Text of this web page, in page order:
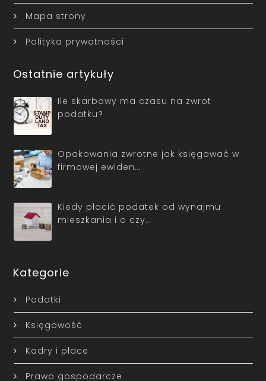
Mapa strony
Polityka prywatności
Ostatnie artykuły
Ile skarbowy ma czasu na zwrot
podatku?
Opakowania zwrotne jak księgować w
firmowej ewiden…
Kiedy płacić podatek od wynajmu
mieszkania i o czy…
Kategorie
Podatki
Księgowość
Kadry i płace
Prawo gospodarcze